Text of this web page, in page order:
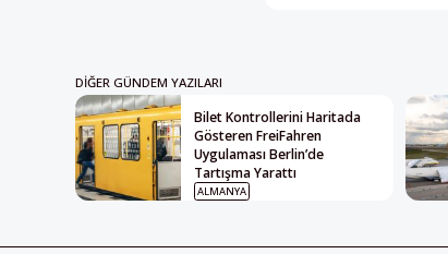
DIĞER GÜNDEM YAZILARI
Bilet Kontrollerini Haritada
Gösteren FreiFahren
Uygulaması Berlin’de
Tartışma Yarattı
ALMANYA